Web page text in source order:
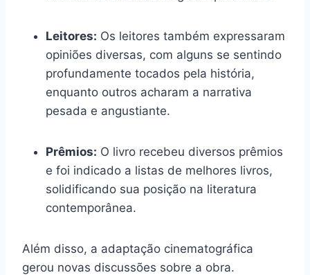
Leitores: Os leitores também expressaram
opiniões diversas, com alguns se sentindo
profundamente tocados pela história,
enquanto outros acharam a narrativa
pesada e angustiante.
Prêmios: O livro recebeu diversos prêmios
e foi indicado a listas de melhores livros,
solidificando sua posição na literatura
contemporânea.
Além disso, a adaptação cinematográfica
gerou novas discussões sobre a obra.